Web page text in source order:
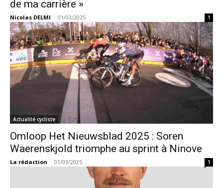
de ma carrière »
Nicolas DELMI - 01/03/2025 1
Actualité cycliste
Omloop Het Nieuwsblad 2025 : Soren
Waerenskjold triomphe au sprint à Ninove
La rédaction - 01/03/2025 1